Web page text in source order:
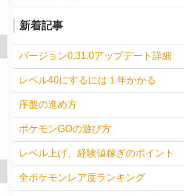
新着記事
バージョン0.31.0アップデート詳細
レベル40にするには１年かかる
序盤の進め方
ポケモンGOの遊び方
レベル上げ、経験値稼ぎのポイント
全ポケモンレア度ランキング